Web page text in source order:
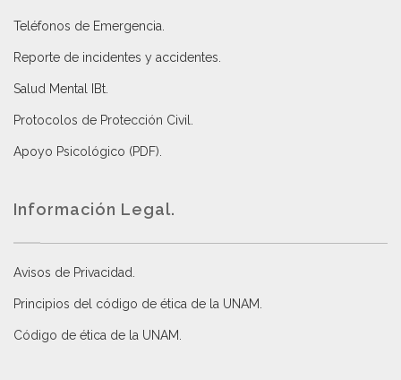
Teléfonos de Emergencia.
Reporte de incidentes y accidentes
Salud Mental IBt
Protocolos de Protección Civil
Apoyo Psicológico (PDF)
Información Legal.
Avisos de Privacidad
Principios del código de ética de la UNAM
Código de ética de la UNAM